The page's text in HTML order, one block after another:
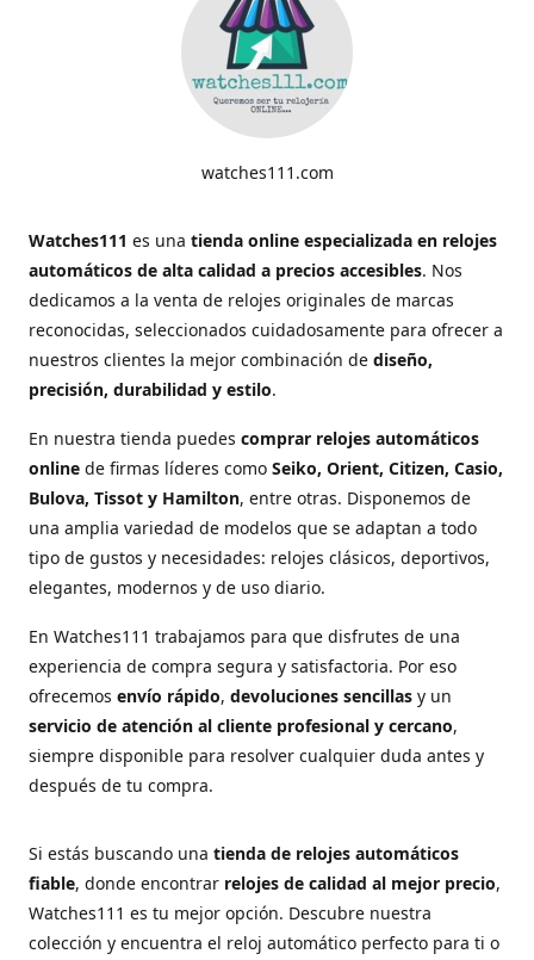
watches111.com
Watches111 es una tienda online especializada en relojes
automáticos de alta calidad a precios accesibles. Nos
dedicamos a la venta de relojes originales de marcas
reconocidas, seleccionados cuidadosamente para ofrecer a
nuestros clientes la mejor combinación de diseño,
precisión, durabilidad y estilo.
En nuestra tienda puedes comprar relojes automáticos
online de firmas líderes como Seiko, Orient, Citizen, Casio,
Bulova, Tissot y Hamilton, entre otras. Disponemos de
una amplia variedad de modelos que se adaptan a todo
tipo de gustos y necesidades: relojes clásicos, deportivos,
elegantes, modernos y de uso diario.
En Watches111 trabajamos para que disfrutes de una
experiencia de compra segura y satisfactoria. Por eso
ofrecemos envío rápido, devoluciones sencillas y un
servicio de atención al cliente profesional y cercano,
siempre disponible para resolver cualquier duda antes y
después de tu compra.
Si estás buscando una tienda de relojes automáticos
fiable, donde encontrar relojes de calidad al mejor precio,
Watches111 es tu mejor opción. Descubre nuestra
colección y encuentra el reloj automático perfecto para ti o